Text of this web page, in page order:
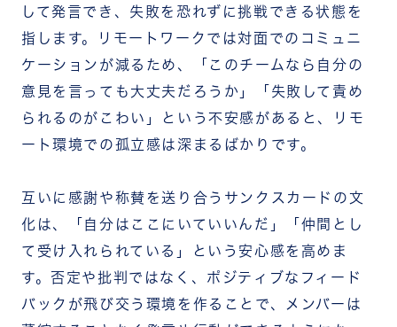
して発言でき、失敗を恐れずに挑戦できる状態を
指します。リモートワークでは対面でのコミュニ
ケーションが減るため、「このチームなら自分の
意見を言っても大丈夫だろうか」「失敗して責め
られるのがこわい」という不安感があると、リモ
ート環境での孤立感は深まるばかりです。
互いに感謝や称賛を送り合うサンクスカードの文
化は、「自分はここにいていいんだ」「仲間とし
て受け入れられている」という安心感を高めま
す。否定や批判ではなく、ポジティブなフィード
バックが飛び交う環境を作ることで、メンバーは